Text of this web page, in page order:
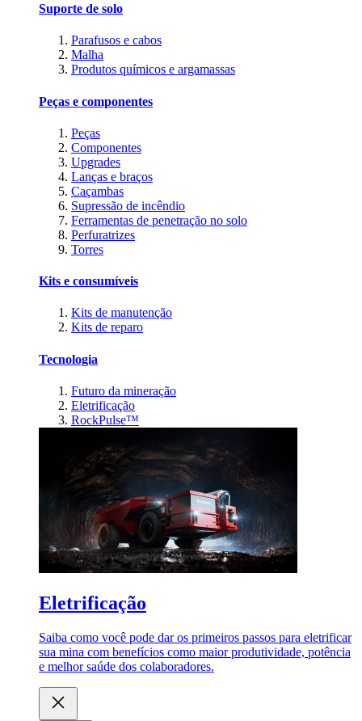
Suporte de solo
Parafusos e cabos
Malha
Produtos químicos e argamassas
Peças e componentes
Peças
Componentes
Upgrades
Lanças e braços
Caçambas
Supressão de incêndio
Ferramentas de penetração no solo
Perfuratrizes
Torres
Kits e consumíveis
Kits de manutenção
Kits de reparo
Tecnologia
Futuro da mineração
Eletrificação
RockPulse™
Eletrificação
Saiba como você pode dar os primeiros passos para eletrificar
sua mina com benefícios como maior produtividade, potência
e melhor saúde dos colaboradores.